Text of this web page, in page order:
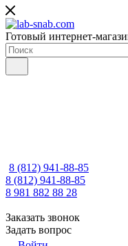
Готовый интернет-
8 (812) 941-88-85
8 (812) 941-88-85
8 981 882 88 28
Заказать звонок
Задать вопрос